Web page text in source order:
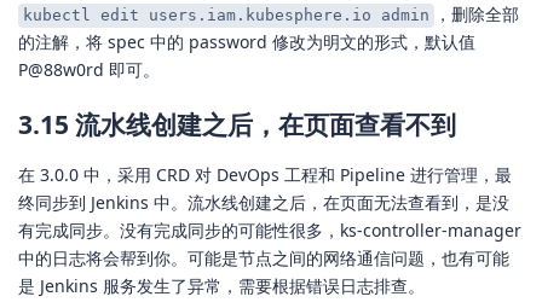
kubectl edit users.iam.kubesphere.io admin
，删除全部
的注解，将 spec 中的 password 修改为明文的形式，默认值
P@88w0rd 即可。
3.15 流水线创建之后，在页面查看不到
在 3.0.0 中，采用 CRD 对 DevOps 工程和 Pipeline 进行管理，最
终同步到 Jenkins 中。流水线创建之后，在页面无法查看到，是没
有完成同步。没有完成同步的可能性很多，ks-controller-manager
中的日志将会帮到你。可能是节点之间的网络通信问题，也有可能
是 Jenkins 服务发生了异常，需要根据错误日志排查。